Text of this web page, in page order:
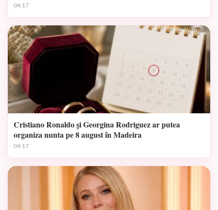
04:17
Cristiano Ronaldo și Georgina Rodriguez ar putea
organiza nunta pe 8 august în Madeira
04:17